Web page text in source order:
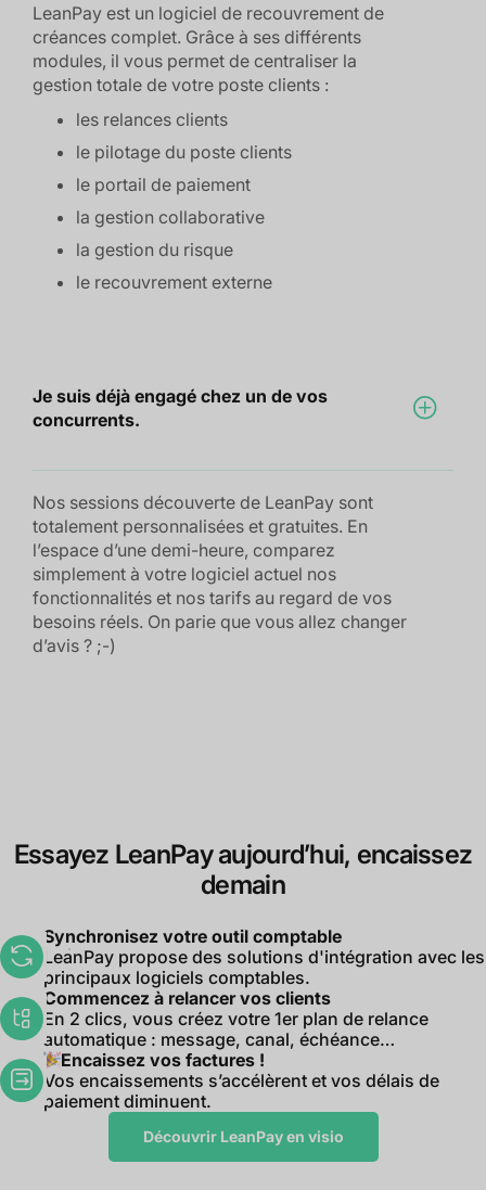
LeanPay est un logiciel de recouvrement de
créances complet. Grâce à ses différents
modules, il vous permet de centraliser la
gestion totale de votre poste clients :
les relances clients
le pilotage du poste clients
le portail de paiement
la gestion collaborative
la gestion du risque
le recouvrement externe
Je suis déjà engagé chez un de vos
concurrents.
Nos sessions découverte de LeanPay sont
totalement personnalisées et gratuites. En
l’espace d’une demi-heure, comparez
simplement à votre logiciel actuel nos
fonctionnalités et nos tarifs au regard de vos
besoins réels. On parie que vous allez changer
d’avis ? ;-)
Essayez LeanPay aujourd’hui, encaissez
demain
Synchronisez votre outil comptable
LeanPay propose des solutions d'intégration avec les
principaux logiciels comptables.
Commencez à relancer vos clients
En 2 clics, vous créez votre 1er plan de relance
automatique : message, canal, échéance…
Encaissez vos factures !
Vos encaissements s’accélèrent et vos délais de
paiement diminuent.
Découvrir LeanPay en visio